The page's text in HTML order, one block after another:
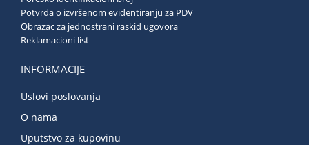
Potvrda o izvršenom evidentiranju za PDV
Obrazac za jednostrani raskid ugovora
Reklamacioni list
INFORMACIJE
Uslovi poslovanja
O nama
Uputstvo za kupovinu